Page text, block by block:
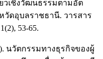
วเชิงวัฒนธรรมตามอัต
ดอุบลราชธานี. วารสาร
53-65.
นวัตกรรมทางธุรกิจของผู้